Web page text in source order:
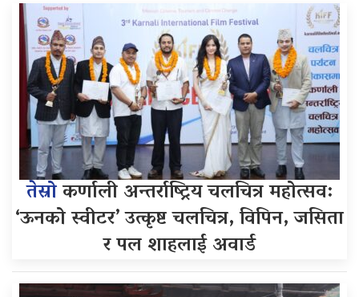
तेस्रोकर्णाली अन्तर्राष्ट्रिय चलचित्र महोत्सव:
‘ऊनको स्वीटर’ उत्कृष्ट चलचित्र, विपिन, जसिता
र पल शाहलाई अवार्ड